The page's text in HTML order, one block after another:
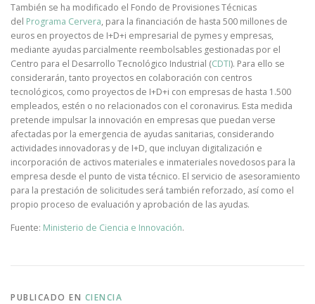
También se ha modificado el Fondo de Provisiones Técnicas
del Programa Cervera, para la financiación de hasta 500 millones de
euros en proyectos de I+D+i empresarial de pymes y empresas,
mediante ayudas parcialmente reembolsables gestionadas por el
Centro para el Desarrollo Tecnológico Industrial (CDTI). Para ello se
considerarán, tanto proyectos en colaboración con centros
tecnológicos, como proyectos de I+D+i con empresas de hasta 1.500
empleados, estén o no relacionados con el coronavirus. Esta medida
pretende impulsar la innovación en empresas que puedan verse
afectadas por la emergencia de ayudas sanitarias, considerando
actividades innovadoras y de I+D, que incluyan digitalización e
incorporación de activos materiales e inmateriales novedosos para la
empresa desde el punto de vista técnico. El servicio de asesoramiento
para la prestación de solicitudes será también reforzado, así como el
propio proceso de evaluación y aprobación de las ayudas.
Fuente: Ministerio de Ciencia e Innovación.
PUBLICADO EN CIENCIA